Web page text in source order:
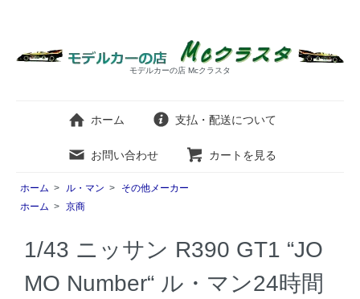
モデルカーの店 Mcクラスタ
ホーム 支払・配送について
お問い合わせ カートを見る
ホーム > ル・マン >
その他メーカー
ホーム > 京商
1/43 ニッサン R390 GT1 “JO
MO Number“ ル・マン24時間